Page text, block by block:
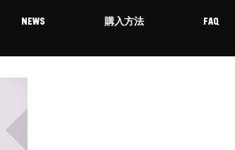
NEWS 購入方法 FAQ